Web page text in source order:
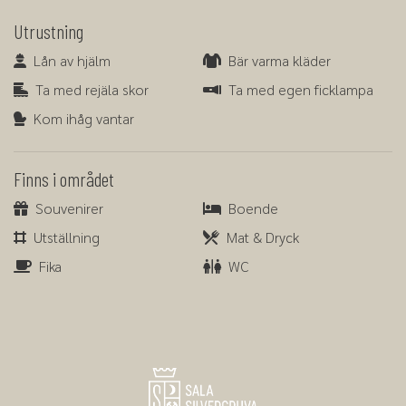
Utrustning
Lån av hjälm
Lån av hjälm Bär varma kläder
Bär varma kläder
Ta med rejäla skor
Ta med rejäla skor Ta med egen ficklampa
Ta med egen ficklampa
Kom ihåg vantar
Kom ihåg vantar
Finns i området
Souvenirer
Souvenirer BoendeBoende
Utställning
Utställning Mat & Dryck
Mat & Dryck
Fika Fika WC WC